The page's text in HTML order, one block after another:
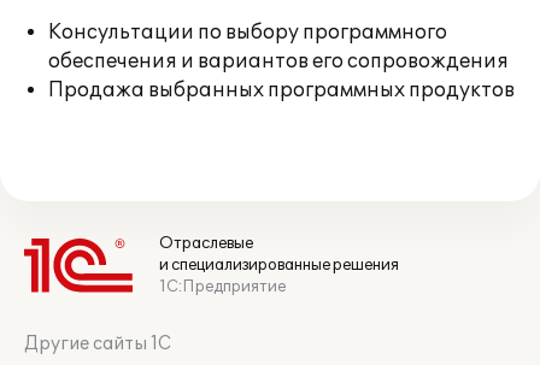
Консультации по выбору программного
обеспечения и вариантов его сопровождения
Продажа выбранных программных продуктов
Отраслевые
и специализированные решения
1С:Предприятие
Другие сайты 1С